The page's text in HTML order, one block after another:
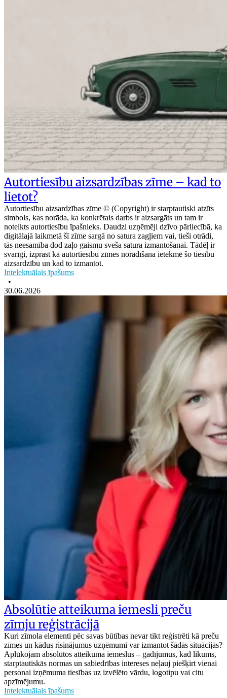
Autortiesību aizsardzības zīme – kad to
lietot?
Autortiesību aizsardzības zīme © (Copyright) ir starptautiski atzīts
simbols, kas norāda, ka konkrētais darbs ir aizsargāts un tam ir
noteikts autortiesību īpašnieks. Daudzi uzņēmēji dzīvo pārliecībā, ka
digitālajā laikmetā šī zīme sargā no satura zagļiem vai, tieši otrādi,
tās neesamība dod zaļo gaismu sveša satura izmantošanai. Tādēļ ir
svarīgi, izprast kā autortiesību zīmes norādīšana ietekmē šo tiesību
aizsardzību un kad to izmantot.
Intelektuālais īpašums
•
30.06.2026
Absolūtie atteikuma iemesli preču
zīmju reģistrācijā
Kuri zīmola elementi pēc savas būtības nevar tikt reģistrēti kā preču
zīmes un kādus risinājumus uzņēmumi var izmantot šādās situācijās?
Aplūkojam absolūtos atteikuma iemeslus – gadījumus, kad likums,
starptautiskās normas un sabiedrības intereses neļauj piešķirt vienai
personai izņēmuma tiesības uz izvēlēto vārdu, logotipu vai citu
apzīmējumu.
Intelektuālais īpašums